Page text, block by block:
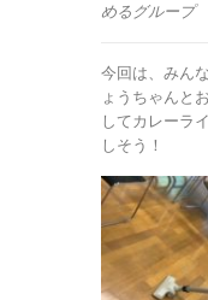
めるグループ
今回は、みん
ょうちゃんと
してカレーラ
しそう！